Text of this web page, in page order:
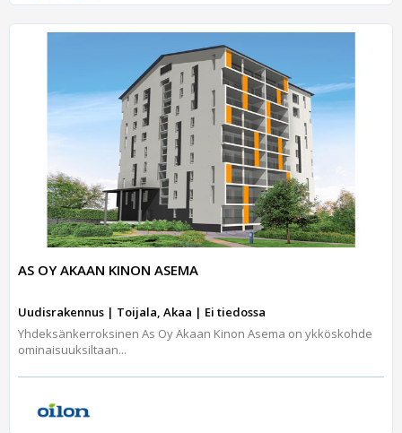
AS OY AKAAN KINON ASEMA
Uudisrakennus | Toijala, Akaa | Ei tiedossa
Yhdeksänkerroksinen As Oy Akaan Kinon Asema on ykköskohde
ominaisuuksiltaan...